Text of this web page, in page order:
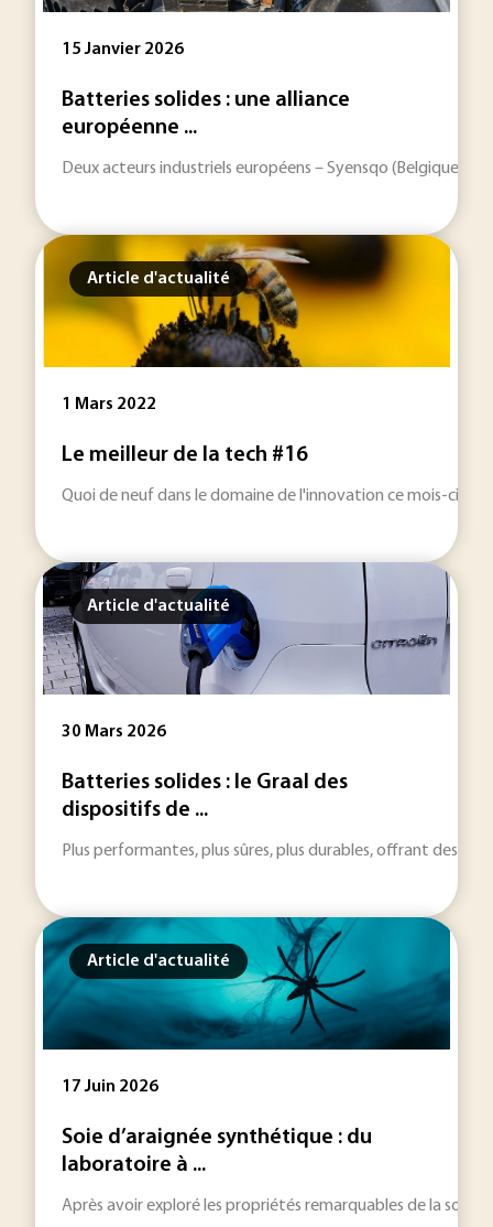
15 Janvier 2026
Batteries solides : une alliance
européenne ...
Deux acteurs industriels européens – Syensqo (Belgique)
Article d'actualité
1 Mars 2022
Le meilleur de la tech #16
Quoi de neuf dans le domaine de l'innovation ce mois-ci ?
Article d'actualité
30 Mars 2026
Batteries solides : le Graal des
dispositifs de ...
Plus performantes, plus sûres, plus durables, offrant des
Article d'actualité
17 Juin 2026
Soie d’araignée synthétique : du
laboratoire à ...
Après avoir exploré les propriétés remarquables de la soie